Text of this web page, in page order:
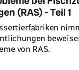
(RAS) - Teil 1
von RAS.